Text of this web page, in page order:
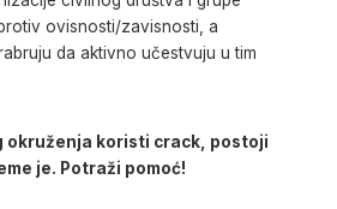
ovisnosti/zavisnosti, a
da aktivno učestvuju u tim
okruženja koristi crack, postoji
je. Potraži pomoć!